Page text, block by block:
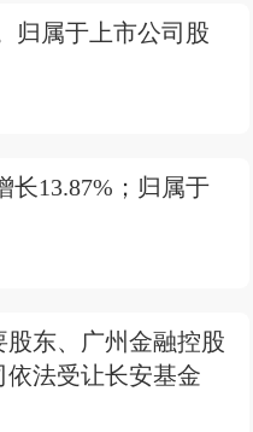
归属于上市公司股
长13.87%；归属于
东、广州金融控股
法受让长安基金